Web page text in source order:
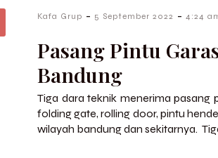
Kafa Grup - 5 September 2022 - 4:24
Pasang Pintu
Bandung
Tiga dara teknik menerima pasang
folding gate, rolling door, pintu
wilayah bandung dan sekitarnya.